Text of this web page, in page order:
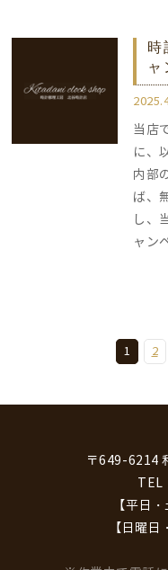
時
ャ
当店
に、
内部
ば、
し、
ャン
1 2
〒649-6214
TEL
【平日
【日曜